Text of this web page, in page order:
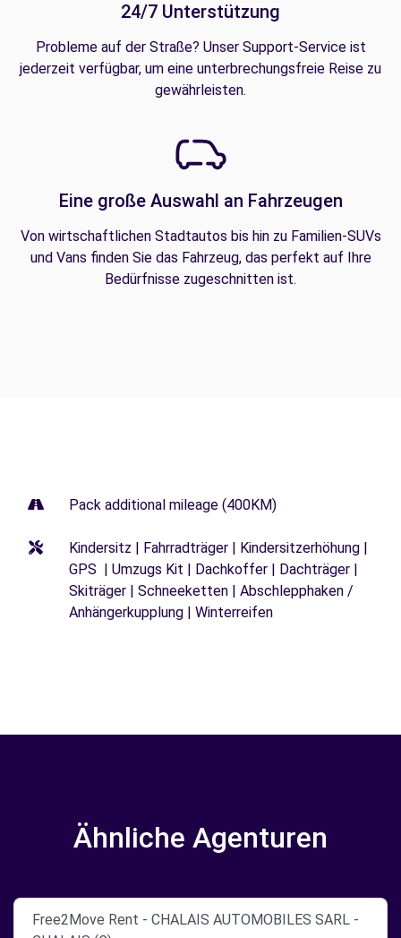
24/7 Unterstützung
Probleme auf der Straße? Unser Support-Service ist
jederzeit verfügbar, um eine unterbrechungsfreie Reise zu
gewährleisten.
Eine große Auswahl an Fahrzeugen
Von wirtschaftlichen Stadtautos bis hin zu Familien-SUVs
und Vans finden Sie das Fahrzeug, das perfekt auf Ihre
Bedürfnisse zugeschnitten ist.
Pack additional mileage (400KM)
Kindersitz | Fahrradträger | Kindersitzerhöhung |
GPS | Umzugs Kit | Dachkoffer | Dachträger |
Skiträger | Schneeketten | Abschlepphaken /
Anhängerkupplung | Winterreifen
Ähnliche Agenturen
Free2Move Rent - CHALAIS AUTOMOBILES SARL -